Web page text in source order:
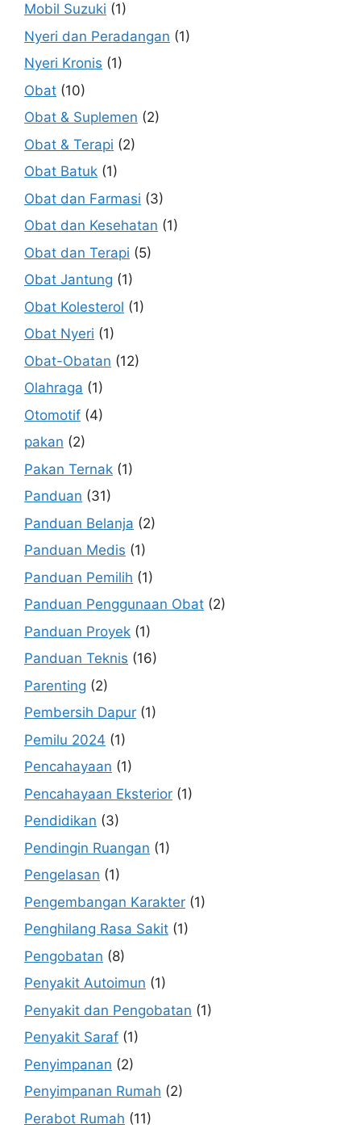
Mobil Suzuki (1)
Nyeri dan Peradangan (1)
Nyeri Kronis (1)
Obat (10)
Obat & Suplemen (2)
Obat & Terapi (2)
Obat Batuk (1)
Obat dan Farmasi (3)
Obat dan Kesehatan (1)
Obat dan Terapi (5)
Obat Jantung (1)
Obat Kolesterol (1)
Obat Nyeri (1)
Obat-Obatan (12)
Olahraga (1)
Otomotif (4)
pakan (2)
Pakan Ternak (1)
Panduan (31)
Panduan Belanja (2)
Panduan Medis (1)
Panduan Pemilih (1)
Panduan Penggunaan Obat (2)
Panduan Proyek (1)
Panduan Teknis (16)
Parenting (2)
Pembersih Dapur (1)
Pemilu 2024 (1)
Pencahayaan (1)
Pencahayaan Eksterior (1)
Pendidikan (3)
Pendingin Ruangan (1)
Pengelasan (1)
Pengembangan Karakter (1)
Penghilang Rasa Sakit (1)
Pengobatan (8)
Penyakit Autoimun (1)
Penyakit dan Pengobatan (1)
Penyakit Saraf (1)
Penyimpanan (2)
Penyimpanan Rumah (2)
Perabot Rumah (11)